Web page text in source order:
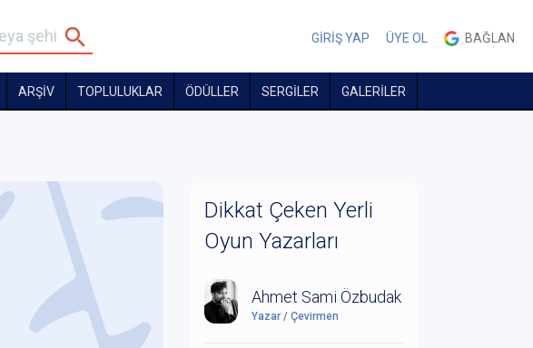
GİRİŞ YAP ÜYE OL BAĞLAN
ARŞİV TOPLULUKLAR ÖDÜLLER SERGİLER GALERİLER
Dikkat Çeken Yerli
Oyun Yazarları
Ahmet Sami Özbudak
Yazar / Çevirmen